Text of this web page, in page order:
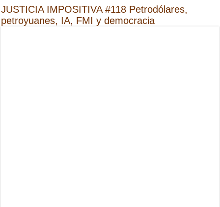
JUSTICIA IMPOSITIVA #118 Petrodólares,
petroyuanes, IA, FMI y democracia